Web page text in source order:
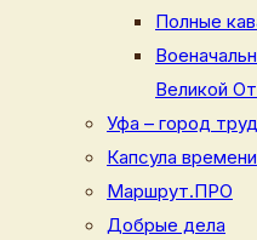
Полные
Великой
Уфа – город
Капсула времени
Маршрут.ПРО
Добрые дела